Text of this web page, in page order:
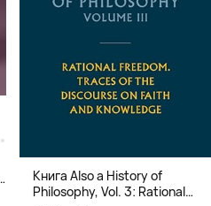
Книга Also a History of
Philosophy, Vol. 3: Rational